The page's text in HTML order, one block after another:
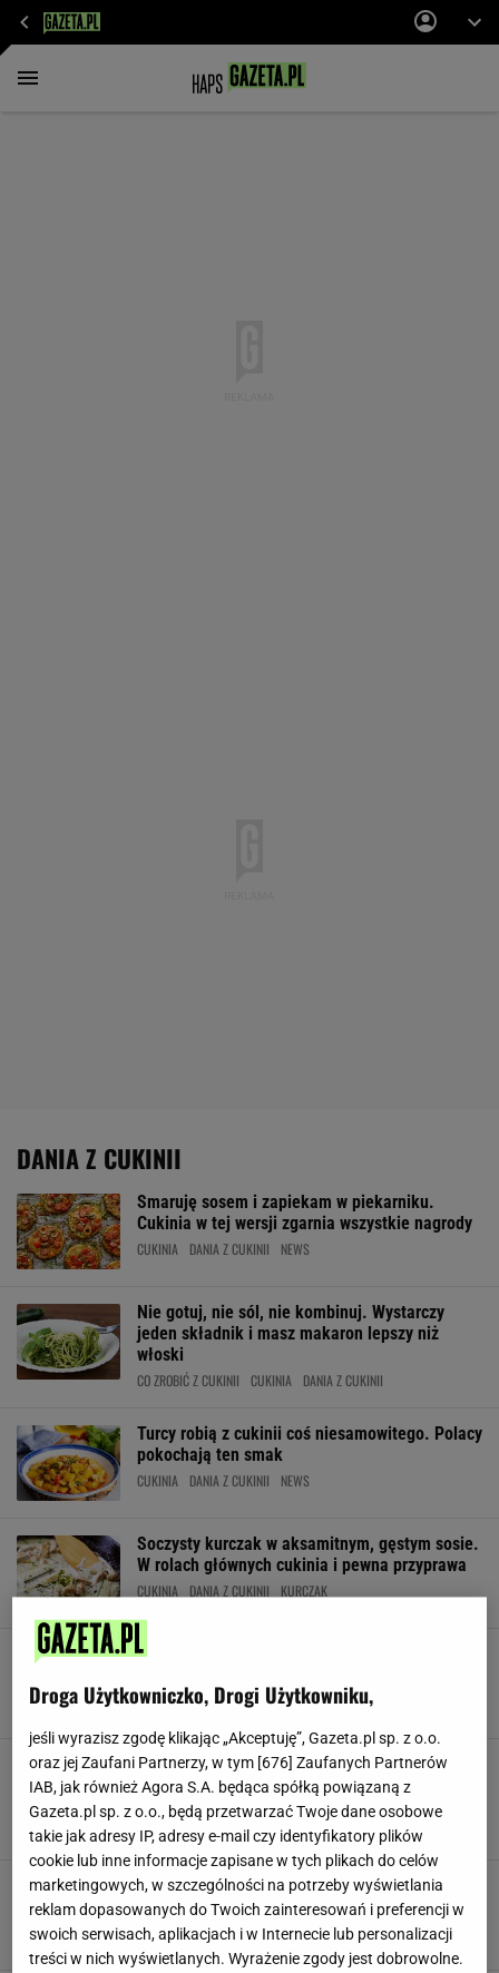
DANIA Z CUKINII
Smaruję sosem i zapiekam w piekarniku.
Cukinia w tej wersji zgarnia wszystkie nagrody
CUKINIA DANIA Z CUKINII NEWS
Nie gotuj, nie sól, nie kombinuj. Wystarczy
jeden składnik i masz makaron lepszy niż
włoski
CO ZROBIĆ Z CUKINII CUKINIA DANIA Z CUKINII
Turcy robią z cukinii coś niesamowitego. Polacy
pokochają ten smak
CUKINIA DANIA Z CUKINII NEWS
Soczysty kurczak w aksamitnym, gęstym sosie.
W rolach głównych cukinia i pewna przyprawa
CUKINIA DANIA Z CUKINII KURCZAK
Obiad na dwa dni za grosze. Wystarczy
CUKINIA DANIA Z CUKINII GOTOWANIE
Cukinia faszerowana jak z najlepszej
restauracji. Tak dobra, że nie zostanie ani
kawałek
CUKINIA CUKINIA FASZEROWANA DANIA Z CUKINII
Duszę cukinię z cebulą, czosnkiem i pietruszką.
Najlepsza jest z makaronem
CUKINIA DANIA OBIADOWE DANIA Z CUKINII
Droga Użytkowniczko, Drogi Użytkowniku,
jeśli wyrazisz zgodę klikając „Akceptuję”, Gazeta.pl sp. z o.o.
oraz jej Zaufani Partnerzy, w tym [676] Zaufanych Partnerów
IAB, jak również Agora S.A. będąca spółką powiązaną z
Gazeta.pl sp. z o.o., będą przetwarzać Twoje dane osobowe
takie jak adresy IP, adresy e-mail czy identyfikatory plików
cookie lub inne informacje zapisane w tych plikach do celów
marketingowych, w szczególności na potrzeby wyświetlania
reklam dopasowanych do Twoich zainteresowań i preferencji w
swoich serwisach, aplikacjach i w Internecie lub personalizacji
treści w nich wyświetlanych. Wyrażenie zgody jest dobrowolne.